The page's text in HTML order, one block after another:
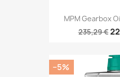
MPM Gearbox
235,29 €
−5%